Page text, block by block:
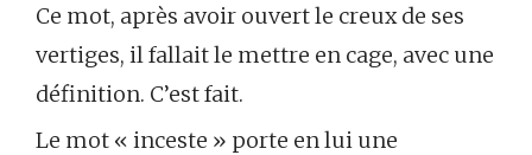
Ce mot, après avoir ouvert le creux de ses
vertiges, il fallait le mettre en cage, avec une
définition. C’est fait.
Le mot « inceste » porte en lui une